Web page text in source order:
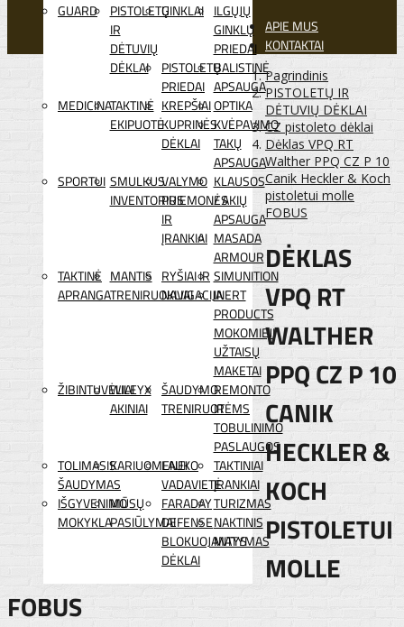
GUARD
PISTOLETŲ
IR
DĖTUVIŲ
DĖKLAI
GINKLAI ILGŲJŲ
GINKLŲ
PRIEDAI
PISTOLETŲ
PRIEDAI
BALISTINĖ
APSAUGA
MEDICINATAKTINĖ
EKIPUOTĖ
KREPŠIAI
KUPRINĖS
DĖKLAI
OPTIKA
KVĖPAVIMO
TAKŲ
APSAUGA
SPORTUI SMULKUS
INVENTORIUS
VALYMO
PRIEMONĖS
IR
ĮRANKIAI
KLAUSOS
/ AKIŲ
APSAUGA
MASADA
ARMOUR
TAKTINĖ
APRANGA
MANTIS
TRENIRUOKLIAI
RYŠIAI IR
NAVIGACIJA
SIMUNITION
INERT
PRODUCTS
MOKOMIEJI
UŽTAISŲ
MAKETAI
ŽIBINTUVĖLIAI
WILEYX
AKINIAI
ŠAUDYMO
TRENIRUOTĖMS
REMONTO
IR
TOBULINIMO
PASLAUGOS
TOLIMASIS
ŠAUDYMAS
KARIUOMENEI
LAUKO
VADAVIETĖ
TAKTINIAI
ĮRANKIAI
IŠGYVENIMO
MOKYKLA
MŪSŲ
PASIŪLYMAI
FARADAY
DEFENSE
BLOKUOJANTYS
DĖKLAI
TURIZMAS
NAKTINIS
MATYMAS
APIE MUS
KONTAKTAI
Pagrindinis
PISTOLETŲ IR
DĖTUVIŲ DĖKLAI
CZ pistoleto dėklai
Dėklas VPQ RT
Walther PPQ CZ P 10
Canik Heckler & Koch
pistoletui molle
FOBUS
DĖKLAS
VPQ RT
WALTHER
PPQ CZ P 10
CANIK
HECKLER &
KOCH
PISTOLETUI
MOLLE
FOBUS